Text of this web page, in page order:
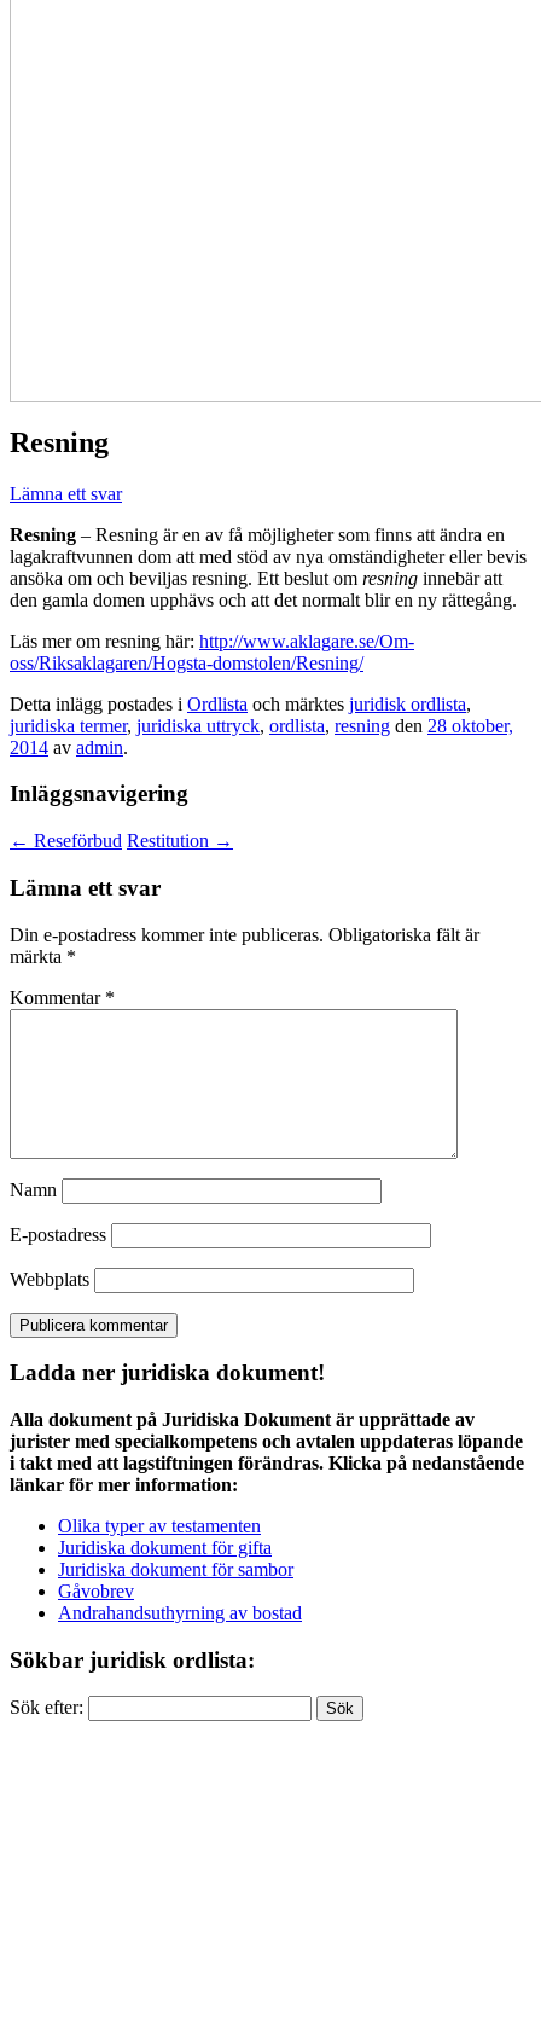
Resning
Lämna ett svar
Resning – Resning är en av få möjligheter som finns att ändra en
lagakraftvunnen dom att med stöd av nya omständigheter eller bevis
ansöka om och beviljas resning. Ett beslut om resning innebär att
den gamla domen upphävs och att det normalt blir en ny rättegång.
Läs mer om resning här: http://www.aklagare.se/Om-
oss/Riksaklagaren/Hogsta-domstolen/Resning/
Detta inlägg postades i Ordlista och märktes juridisk ordlista,
juridiska termer, juridiska uttryck, ordlista, resning den 28 oktober,
2014 av admin.
Inläggsnavigering
← Reseförbud Restitution →
Lämna ett svar
Din e-postadress kommer inte publiceras. Obligatoriska fält är
märkta *
Kommentar *
Namn
E-postadress
Webbplats
Ladda ner juridiska dokument!
Alla dokument på Juridiska Dokument är upprättade av
jurister med specialkompetens och avtalen uppdateras löpande
i takt med att lagstiftningen förändras. Klicka på nedanstående
länkar för mer information:
Olika typer av testamenten
Juridiska dokument för gifta
Juridiska dokument för sambor
Gåvobrev
Andrahandsuthyrning av bostad
Sökbar juridisk ordlista:
Sök efter: